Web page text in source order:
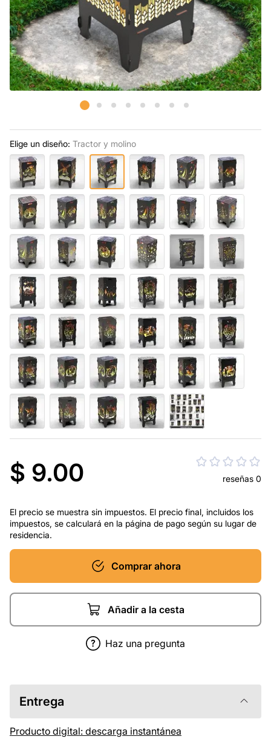
Elige un diseño: Tractor y molino
$ 9.00 reseñas 0
El precio se muestra sin impuestos. El precio final, incluidos los
impuestos, se calculará en la página de pago según su lugar de
residencia.
Comprar ahora
Añadir a la cesta
Haz una pregunta
Entrega
Producto digital: descarga instantánea